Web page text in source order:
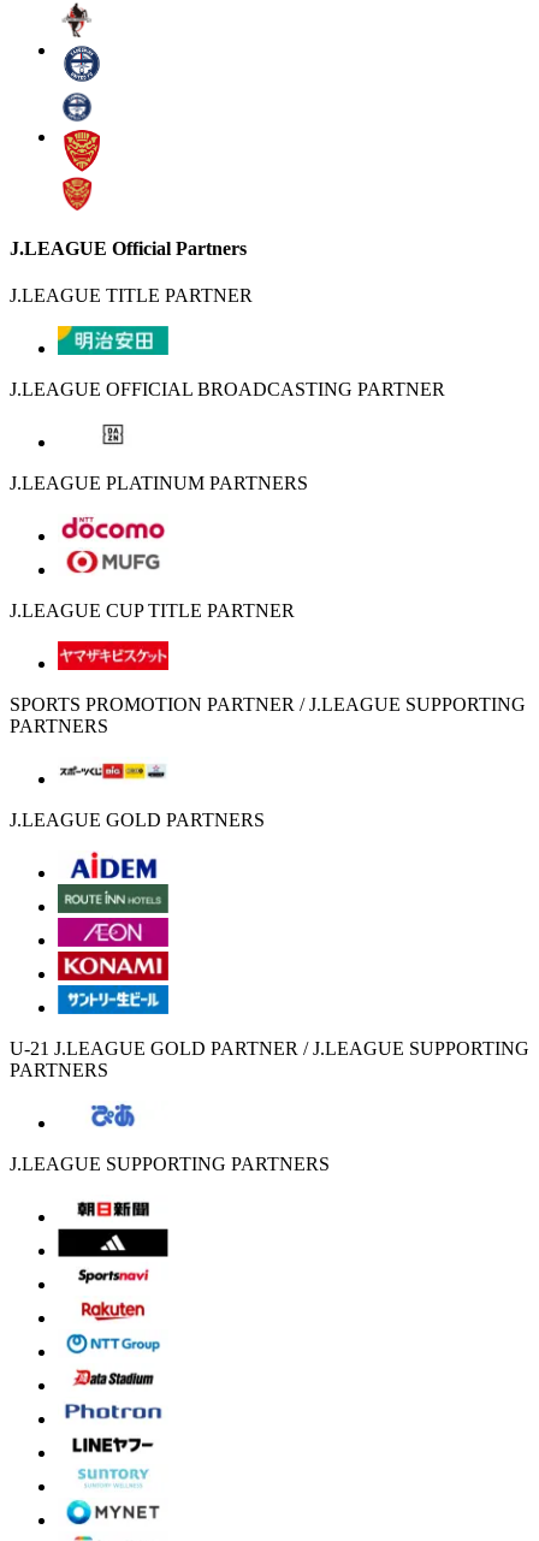
J.LEAGUE Official Partners
J.LEAGUE TITLE PARTNER
J.LEAGUE OFFICIAL BROADCASTING PARTNER
J.LEAGUE PLATINUM PARTNERS
J.LEAGUE CUP TITLE PARTNER
SPORTS PROMOTION PARTNER / J.LEAGUE SUPPORTING
PARTNERS
J.LEAGUE GOLD PARTNERS
U-21 J.LEAGUE GOLD PARTNER / J.LEAGUE SUPPORTING
PARTNERS
J.LEAGUE SUPPORTING PARTNERS